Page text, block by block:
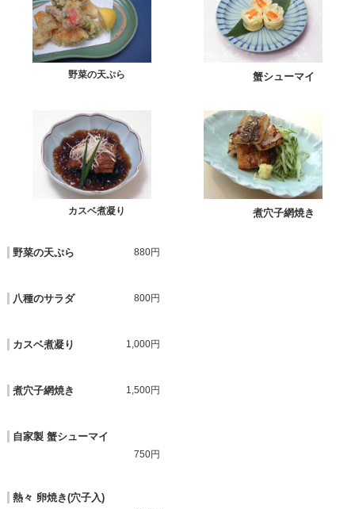
野菜の天ぷら 蟹シューマイ
カスベ煮凝り 煮穴子網焼き
野菜の天ぷら 880円
八種のサラダ 800円
カスベ煮凝り 1,000円
煮穴子網焼き 1,500円
自家製 蟹シューマイ
750円
熱々 卵焼き(穴子入)